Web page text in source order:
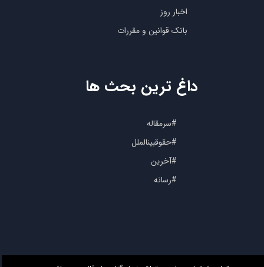
اخبار روز
بانک قوانین و مقررات
#سرمقاله
#حقوقبینالملل
#آخرین
#رسانه
داغ ترین بحث ها